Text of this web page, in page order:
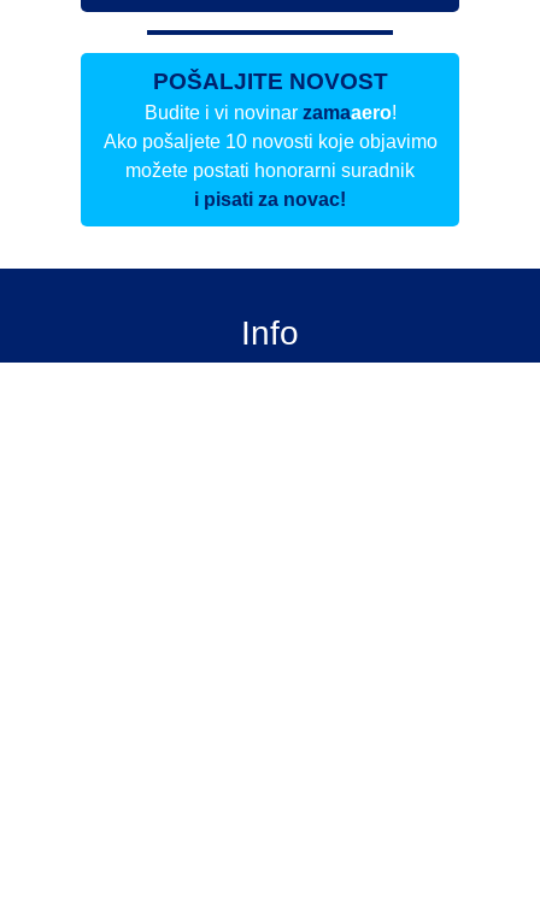
POŠALJITE NOVOST
Budite i vi novinar zamaaero!
Ako pošaljete 10 novosti koje objavimo
možete postati honorarni suradnik
i pisati za novac!
Info